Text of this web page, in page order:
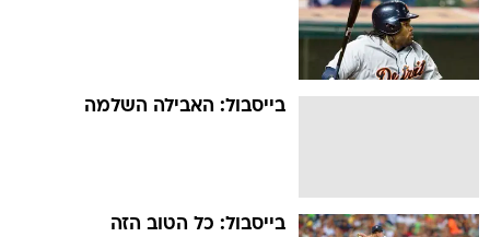
בייסבול: האבילה השלמה
בייסבול: כל הטוב הזה